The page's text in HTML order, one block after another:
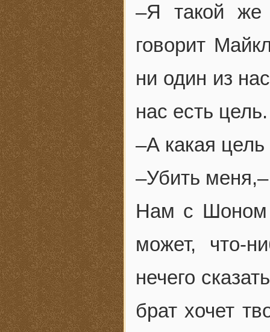
–Я такой же
говорит
ни один из
нас есть цель.
–А какая
–Убить
Нам с Шоном
может, что-
нечего
брат хочет